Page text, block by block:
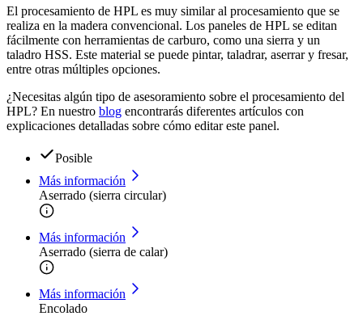
El procesamiento de HPL es muy similar al procesamiento que se
realiza en la madera convencional. Los paneles de HPL se editan
fácilmente con herramientas de carburo, como una sierra y un
taladro HSS. Este material se puede pintar, taladrar, aserrar y fresar,
entre otras múltiples opciones.
¿Necesitas algún tipo de asesoramiento sobre el procesamiento del
HPL? En nuestro blog encontrarás diferentes artículos con
explicaciones detalladas sobre cómo editar este panel.
Posible
Más información
Aserrado (sierra circular)
Más información
Aserrado (sierra de calar)
Más información
Encolado